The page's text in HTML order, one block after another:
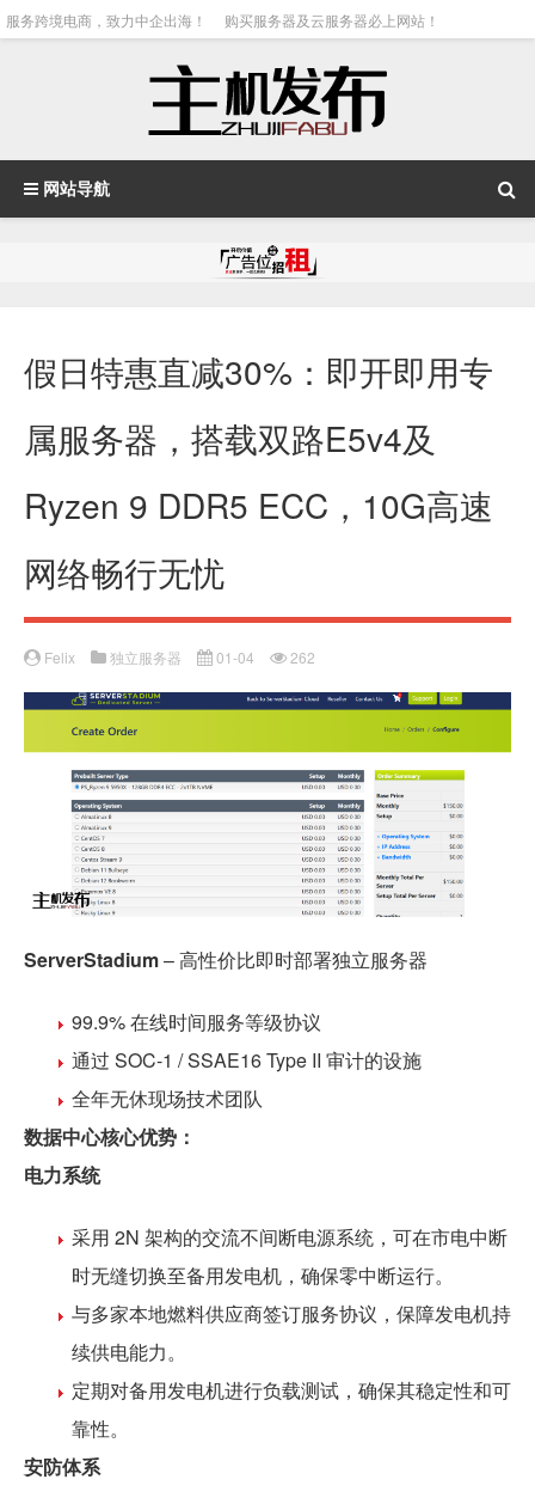
服务跨境电商，致力中企出海！ 购买服务器及云服务器必上网站！
网站导航
假日特惠直减30%：即开即用专
属服务器，搭载双路E5v4及
Ryzen 9 DDR5 ECC，10G高速
网络畅行无忧
Felix 独立服务器 01-04 262
ServerStadium– 高性价比即时部署独立服务器
99.9% 在线时间服务等级协议
通过 SOC-1 / SSAE16 Type II 审计的设施
全年无休现场技术团队
数据中心核心优势：
电力系统
采用 2N 架构的交流不间断电源系统，可在市电中断
时无缝切换至备用发电机，确保零中断运行。
与多家本地燃料供应商签订服务协议，保障发电机持
续供电能力。
定期对备用发电机进行负载测试，确保其稳定性和可
靠性。
安防体系